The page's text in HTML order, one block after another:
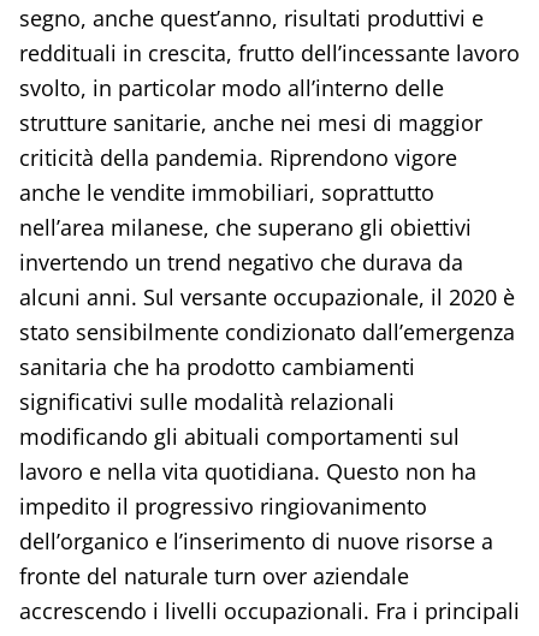
segno, anche quest’anno, risultati produttivi e
reddituali in crescita, frutto dell’incessante lavoro
svolto, in particolar modo all’interno delle
strutture sanitarie, anche nei mesi di maggior
criticità della pandemia. Riprendono vigore
anche le vendite immobiliari, soprattutto
nell’area milanese, che superano gli obiettivi
invertendo un trend negativo che durava da
alcuni anni. Sul versante occupazionale, il 2020 è
stato sensibilmente condizionato dall’emergenza
sanitaria che ha prodotto cambiamenti
significativi sulle modalità relazionali
modificando gli abituali comportamenti sul
lavoro e nella vita quotidiana. Questo non ha
impedito il progressivo ringiovanimento
dell’organico e l’inserimento di nuove risorse a
fronte del naturale turn over aziendale
accrescendo i livelli occupazionali. Fra i principali